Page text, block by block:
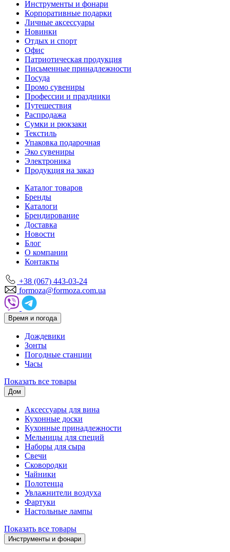
Инструменты и фонари
Корпоративные подарки
Личные аксессуары
Новинки
Отдых и спорт
Офис
Патриотическая продукция
Письменные принадлежности
Посуда
Промо сувениры
Профессии и праздники
Путешествия
Распродажа
Сумки и рюкзаки
Текстиль
Упаковка подарочная
Эко сувениры
Электроника
Продукция на заказ
Каталог товаров
Бренды
Каталоги
Брендирование
Доставка
Новости
Блог
О компании
Контакты
+38 (067) 443-03-24
formoza@formoza.com.ua
Время и погода
Дождевики
Зонты
Погодные станции
Часы
Показать все товары
Дом
Аксессуары для вина
Кухонные доски
Кухонные принадлежности
Мельницы для специй
Наборы для сыра
Свечи
Сковородки
Чайники
Полотенца
Увлажнители воздуха
Фартуки
Настольные лампы
Показать все товары
Инструменты и фонари